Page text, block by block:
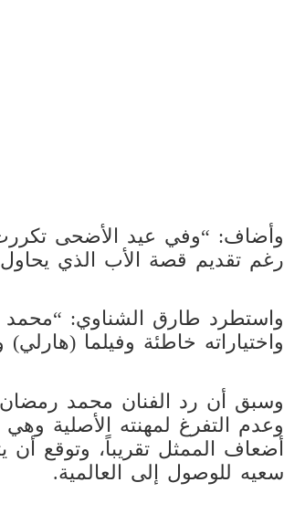
وأضاف: “وفي عيد الأضحى تكررت
رغم تقديم قصة الأب الذي يحاول
واستطرد طارق الشناوي:
واختياراته خاطئة وفيلما (هارلي)
وسبق أن رد الفنان محمد رمضان،
أضعاف الممثل تقريباً، وتوقع أن
سعيه للوصول إلى العالمية.